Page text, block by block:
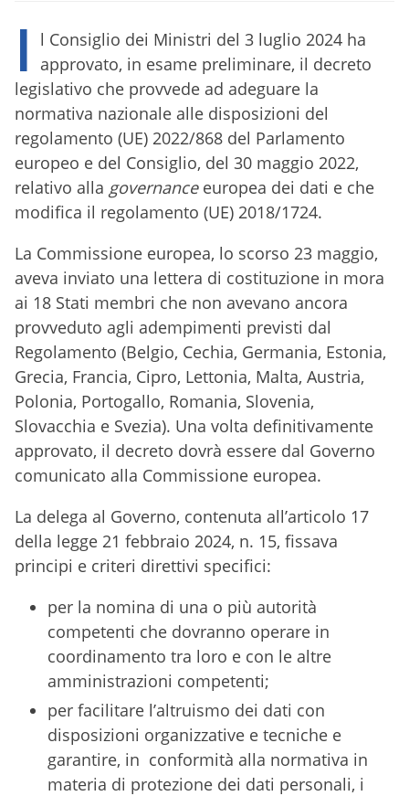
I
l Consiglio dei Ministri del 3 luglio 2024 ha
approvato, in esame preliminare, il decreto
legislativo che provvede ad adeguare la
normativa nazionale alle disposizioni del
regolamento (UE) 2022/868 del Parlamento
europeo e del Consiglio, del 30 maggio 2022,
relativo alla governanceeuropea dei dati e che
modifica il regolamento (UE) 2018/1724.
La Commissione europea, lo scorso 23 maggio,
aveva inviato una lettera di costituzione in mora
ai 18 Stati membri che non avevano ancora
provveduto agli adempimenti previsti dal
Regolamento (Belgio, Cechia, Germania, Estonia,
Grecia, Francia, Cipro, Lettonia, Malta, Austria,
Polonia, Portogallo, Romania, Slovenia,
Slovacchia e Svezia). Una volta definitivamente
approvato, il decreto dovrà essere dal Governo
comunicato alla Commissione europea.
La delega al Governo, contenuta all’articolo 17
della legge 21 febbraio 2024, n. 15, fissava
principi e criteri direttivi specifici:
per la nomina di una o più autorità
competenti che dovranno operare in
coordinamento tra loro e con le altre
amministrazioni competenti;
per facilitare l’altruismo dei dati con
disposizioni organizzative e tecniche e
garantire, in conformità alla normativa in
materia di protezione dei dati personali, i